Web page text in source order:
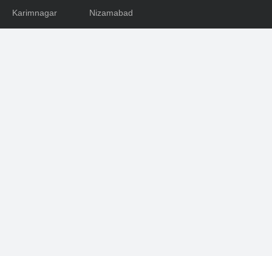
Karimnagar
Mahabubnagar
Nizamabad
Medhak